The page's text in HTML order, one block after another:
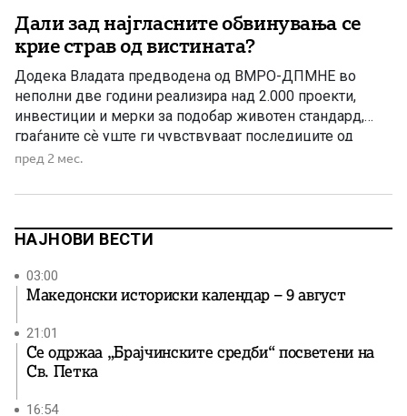
Дали зад најгласните обвинувања се
крие страв од вистината?
Додека Владата предводена од ВМРО-ДПМНЕ во
неполни две години реализира над 2.000 проекти,
инвестиции и мерки за подобар животен стандард,
граѓаните сѐ уште ги чувствуваат последиците од
седумгодишното владеење на СДС и ДУИ – период
скандали, афери, сомнителни тендери, злоупотреби и
пред 2 мес.
НАЈНОВИ ВЕСТИ
03:00
Македонски историски календар – 9 август
21:01
Се одржаа „Брајчинските средби“ посветени на
Св. Петка
16:54